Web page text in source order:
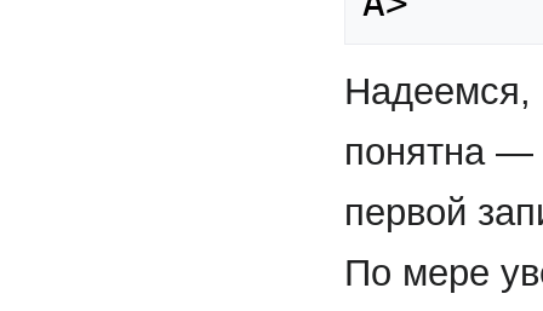
Надеемся,
понятна —
первой
По мере